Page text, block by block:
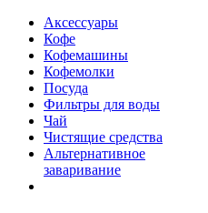
Аксессуары
Кофе
Кофемашины
Кофемолки
Посуда
Фильтры для воды
Чай
Чистящие средства
Альтернативное
заваривание